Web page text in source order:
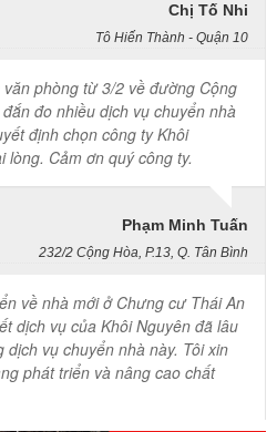
Tô Hiến Thành - Quận 10
đo nhiều dịch vụ chuyển nhà
định chọn công ty Khôi
Cảm ơn quý công ty.
232/2 Cộng Hòa, P.13, Q. Tân Bình
dịch vụ của Khôi Nguyên đã lâu
dịch vụ chuyển nhà này. Tôi xin
phát triển và nâng cao chất